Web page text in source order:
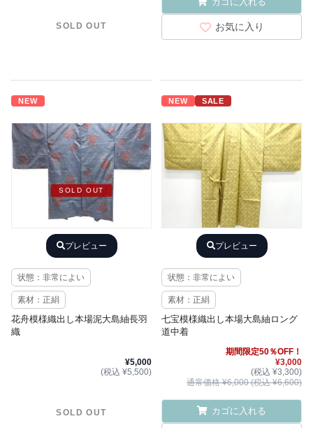
SOLD OUT お気に入り
NEW
SOLD OUT
プレビュー
状態：非常によい
素材：正絹
花舟模様織出し本場泥大島紬長羽
織
¥5,000
(税込 ¥5,500)
SOLD OUT
NEW SALE
プレビュー
状態：非常によい
素材：正絹
七宝模様織出し本場大島紬ロング
道中着
期間限定50％OFF！
¥3,000
(税込 ¥3,300)
通常価格 ¥6,000 (税込 ¥6,600)
カゴに入れる